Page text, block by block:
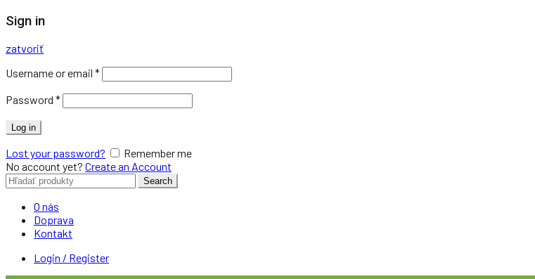
Sign in
zatvoriť
Username or email *
Password *
Log in
Lost your password?
Remember me
No account yet? Create an Account
Search
for:
Search
O nás
Doprava
Kontakt
Login / Register